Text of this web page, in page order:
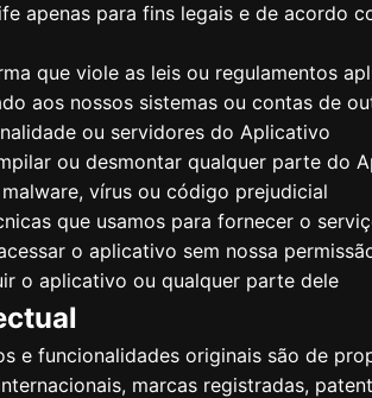
apenas para fins legais e de acordo
que viole as leis ou regulamentos
aos nossos sistemas ou contas de
ou servidores do Aplicativo
ou desmontar qualquer parte do
vírus ou código prejudicial
que usamos para fornecer o
o aplicativo sem nossa
o aplicativo ou qualquer parte dele
e funcionalidades originais são de
marcas registradas,